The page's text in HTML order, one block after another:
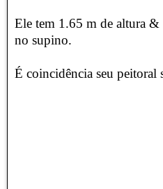
Ele tem 1.65 m de altura
no supino.
É coincidência seu peitoral